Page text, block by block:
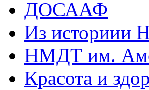
ДОСААФ
Из историии
НМДТ им.
Красота и